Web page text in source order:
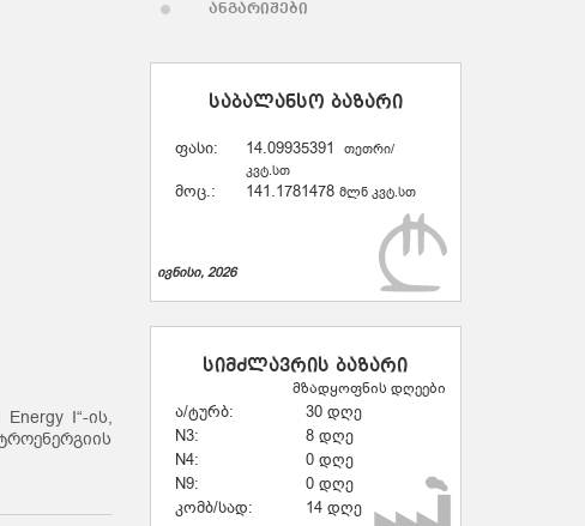
I“-ის,
ანგარიშები
საბალანსო ბაზარი
ფასი: 14.09935391
თეთრი/
კვტ.სთ
მოც.: 141.1781478 მლნ კვტ.სთ
ივნისი, 2026
სიმძლავრის ბაზარი
მზადყოფნის დღეები
ა/ტურბ:
30 დღე
N3:
8 დღე
N4:
0 დღე
N9:
0 დღე
კომბ/სად:
14 დღე